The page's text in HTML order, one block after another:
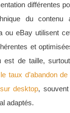
différentes
du contenu
ou eBay utilisent
et
est de taille,
le taux d’abandon
desktop, souvent
adaptés.